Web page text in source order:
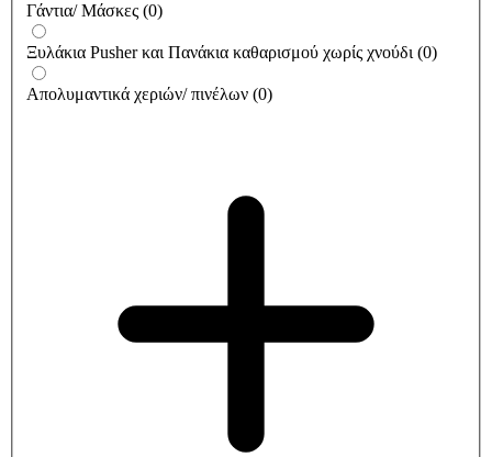
Γάντια/ Μάσκες (0)
Ξυλάκια Pusher και Πανάκια καθαρισμού χωρίς χνούδι (0)
Απολυμαντικά χεριών/ πινέλων (0)